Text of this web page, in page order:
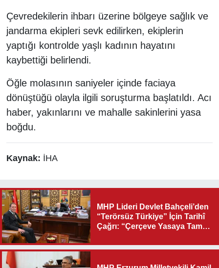
Çevredekilerin ihbarı üzerine bölgeye sağlık ve
jandarma ekipleri sevk edilirken, ekiplerin
yaptığı kontrolde yaşlı kadının hayatını
kaybettiği belirlendi.
Öğle molasının saniyeler içinde faciaya
dönüştüğü olayla ilgili soruşturma başlatıldı. Acı
haber, yakınlarını ve mahalle sakinlerini yasa
boğdu.
Kaynak: İHA
MHP Lideri Devlet Bahçeli’den
“Terörsüz Türkiye” İçin Tarihî
Çağrı: “Çerçeve Yasaya Tam